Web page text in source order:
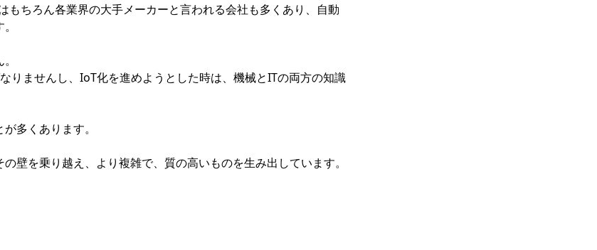
ちろん各業界の大手メーカーと言われる会社も多くあり、自動
りませんし、IoT化を進めようとした時は、機械とITの両方の知識
多くあります。
壁を乗り越え、より複雑で、質の高いものを生み出しています。